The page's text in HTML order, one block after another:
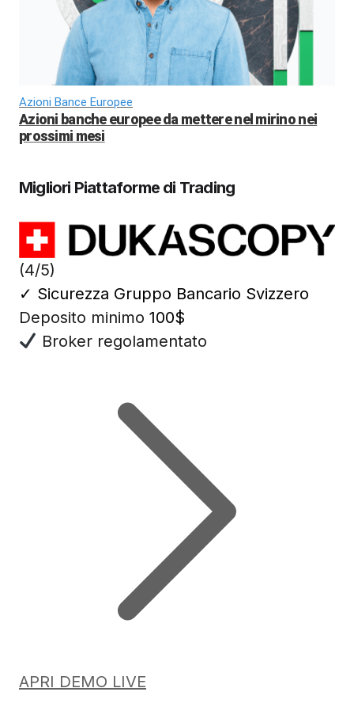
Azioni Bance Europee
Azioni banche europee da mettere nel mirino nei
prossimi mesi
Migliori Piattaforme di Trading
(4/5)
✓ Sicurezza Gruppo Bancario Svizzero
Deposito minimo 100$
Broker regolamentato
APRI DEMO LIVE